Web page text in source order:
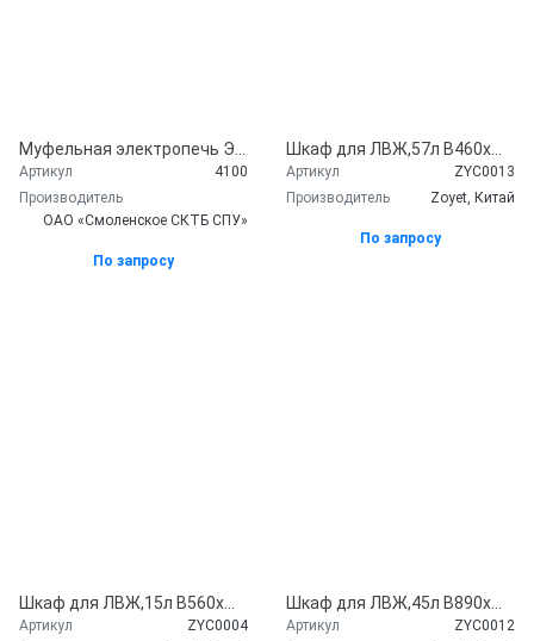
Артикул
4100
Производитель
ОАО «Смоленское СКТБ СПУ»
По запросу
Артикул
ZYC0013
Производитель
Zoyet, Китай
По запросу
Артикул
ZYC0004
Артикул
ZYC0012